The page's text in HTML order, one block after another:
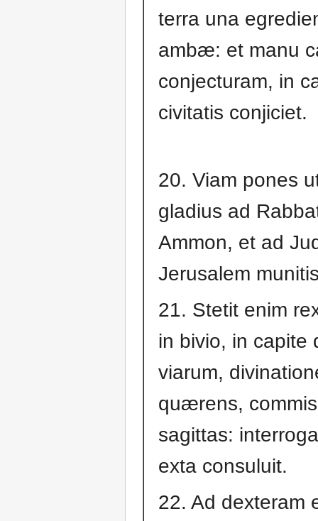
terra una
ambæ: et manu
conjecturam, in
civitatis conjiciet.
20. Viam pones
gladius ad
Ammon, et ad
Jerusalem
21. Stetit enim
in bivio, in capite
viarum,
quærens,
sagittas:
exta consuluit.
22. Ad dexteram